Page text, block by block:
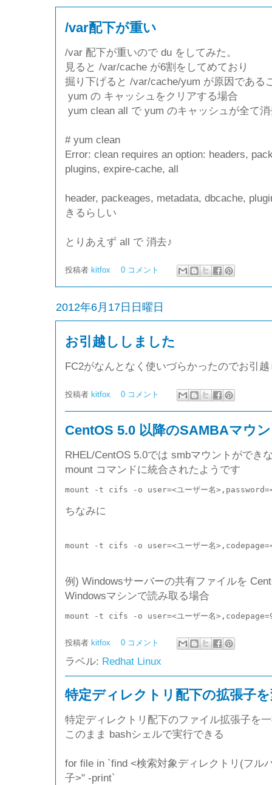
/var配下が重い
/var 配下が重いので du をしてみた。
見ると /var/cache が6割をしてめており
掘り下げると /var/cache/yum が原因である
yum の キャッシュをクリアする場合
yum clean all で yum のキャッシュが全て
# yum clean
Error: clean requires an option: headers,
plugins, expire-cache, all
header, packeages, metadata, dbcache,
きるらしい
とりあえず all で 消去♪
投稿者 kitfox 0 コメント
2012年6月17日日曜日
お引越ししました
FC2がなんとなく使いづらかったのでお引
投稿者 kitfox 0 コメント
CentOS 5.0 以降のSAMBAマウ
RHEL/CentOS 5.0では smbマウントができ
mount コマンドに統合されたようです
mount -t cifs -o user=<ユーザー名>,password=<
ちなみに
mount -t cifs -o user=<ユーザー名>,codepage=<マ
例) Windowsサーバーの共有ファイルを
Windowsマシンで読み取る場合
mount -t cifs -o user=<ユーザー名
投稿者 kitfox 0 コメント
ラベル: Redhat Linux
特定ディレクトリ配下の拡張子
特定ディレクトリ配下のファイル拡張子を
このまま bashシェルで実行できる
for file in `find <検索対象ディレクトリ(フル
子>" -print`